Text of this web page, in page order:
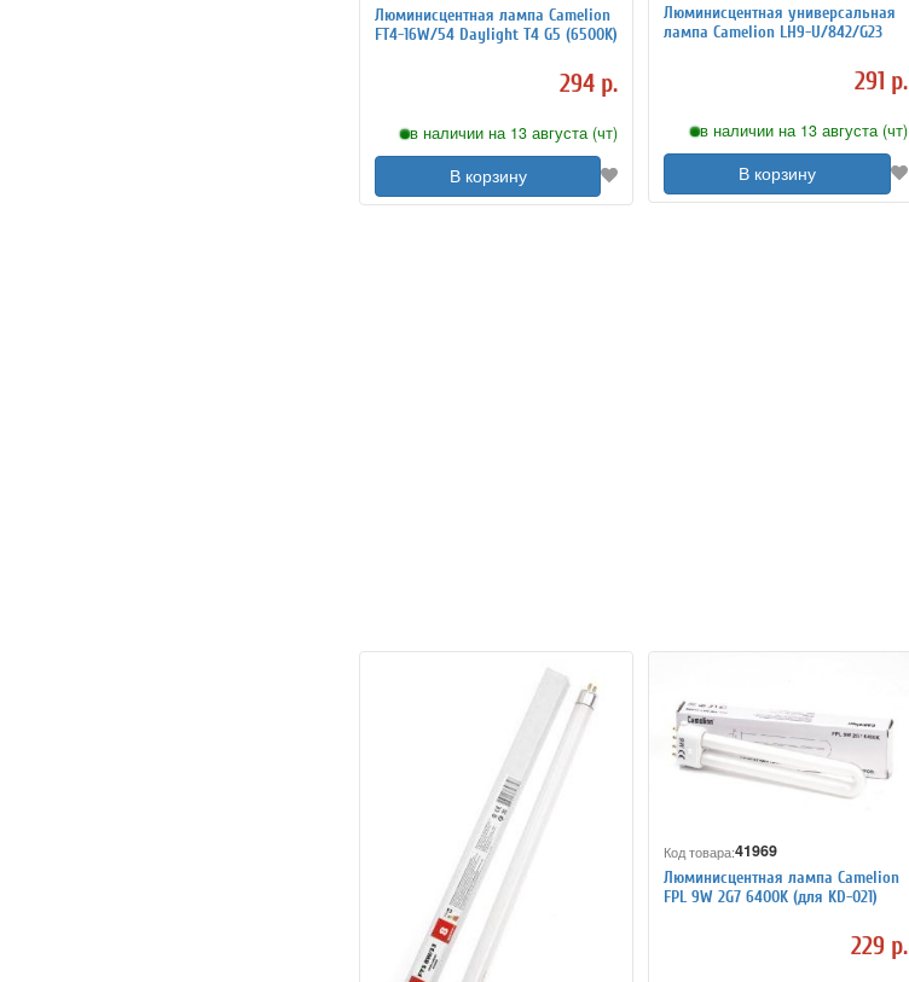
Люминисцентная лампа Camelion
FT4-16W/54 Daylight T4 G5 (6500K)
294 р.
в наличии на 13 августа (чт)
В корзину
Люминисцентная универсальная
лампа Camelion LH9-U/842/G23
291 р.
в наличии на 13 августа (чт)
В корзину
Код товара:41969
Люминисцентная лампа Camelion
FPL 9W 2G7 6400K (для KD-021)
229 р.